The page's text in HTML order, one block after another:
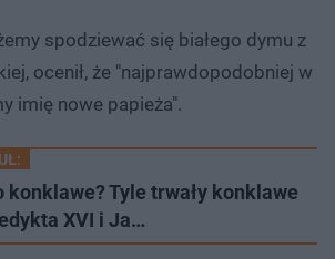
spodziewać się białego dymu z
ocenił, że "najprawdopodobniej w
imię nowe papieża".
konklawe? Tyle trwały konklawe
XVI i Ja…